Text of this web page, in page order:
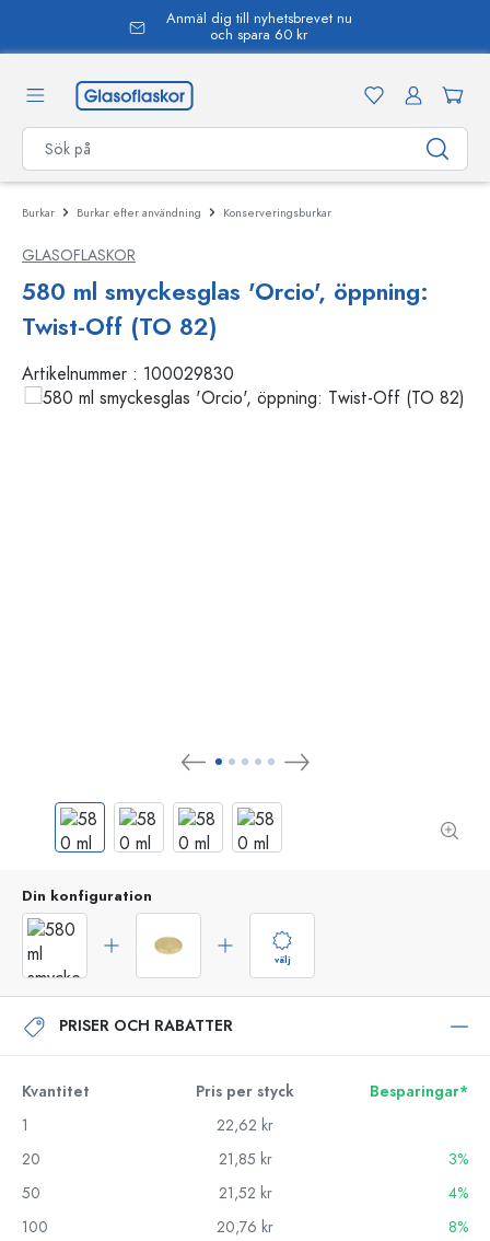
Anmäl dig till nyhetsbrevet nu
och spara 60 kr
Burkar Burkar efter användning Konserveringsburkar
GLASOFLASKOR
580 ml smyckesglas 'Orcio', öppning:
Twist-Off (TO 82)
Artikelnummer : 100029830
Din konfiguration
välj
PRISER OCH RABATTER
Kvantitet Pris per styck
Besparingar*
1
22,62 kr
20
21,85 kr
3%
50
21,52 kr
4%
100
20,76 kr
8%